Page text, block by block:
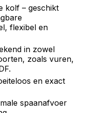
kolf – geschikt
flexibel en
in zowel
zoals vuren,
en exact
spaanafvoer